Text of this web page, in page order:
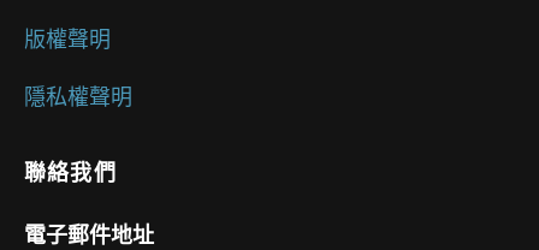
版權聲明
隱私權聲明
聯絡我們
電子郵件地址